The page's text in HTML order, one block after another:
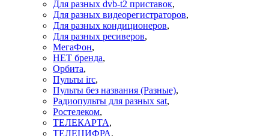
Для разных dvb-t2 приставок,
Для разных видеорегистраторов,
Для разных кондиционеров,
Для разных ресиверов,
МегаФон,
НЕТ бренда,
Орбита,
Пульты irc,
Пульты без названия (Разные),
Радиопульты для разных sat,
Ростелеком,
ТЕЛЕКАРТА,
ТЕЛЕЦИФРА,